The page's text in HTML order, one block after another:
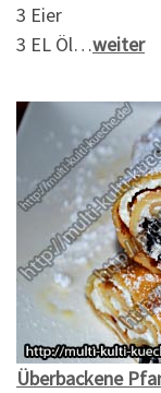
3 Eier
3 EL Öl…weiter
Überbackene